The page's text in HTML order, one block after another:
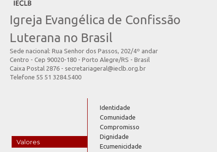
Igreja Evangélica de Confissão
Luterana no Brasil
Sede nacional: Rua Senhor dos Passos, 202/4º andar
Centro - Cep 90020-180 - Porto Alegre/RS - Brasil
Caixa Postal 2876 - secretariageral@ieclb.org.br
Telefone 55 51 3284.5400
Valores
Identidade
Comunidade
Compromisso
Dignidade
Ecumenicidade